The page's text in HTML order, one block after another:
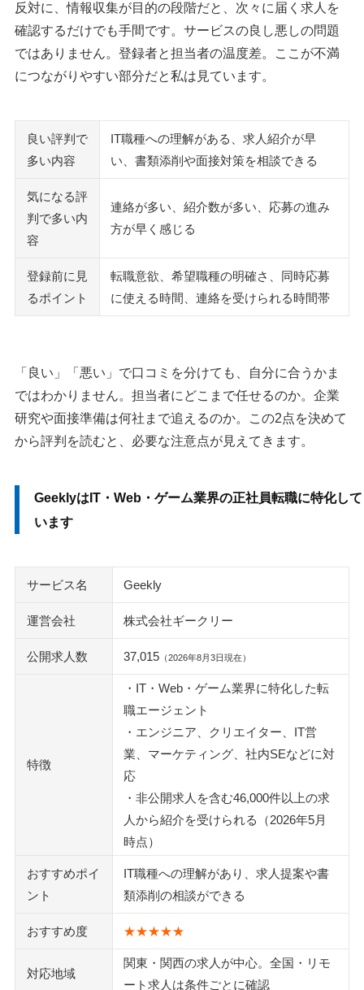
Geeklyの就職難易度は高いですか？
書類選考の通過率や内定率はどのくらいですか？
年収アップは期待できますか？
激務の求人を避けるにはどこを見ればいいですか？
Geeklyはどんな会社ですか？上場企業ですか？
退会や連絡停止はできますか？
Geeklyを使うなら求人条件と進め方をセットで伝えましょう
Geekly以外も併用すると自分に合う求人を比べられます
レバテックキャリア
転職サイトGreen
メイテックネクスト
社内SE転職ナビ
転職ドラフト
マイナビクリエイター
執筆者・監修者のmotoについて
反対に、情報収集が目的の段階だと、次々に届く求人を
確認するだけでも手間です。サービスの良し悪しの問題
ではありません。登録者と担当者の温度差。ここが不満
につながりやすい部分だと私は見ています。
良い評判で
多い内容
IT職種への理解がある、求人紹介が早
い、書類添削や面接対策を相談できる
気になる評
判で多い内
容
連絡が多い、紹介数が多い、応募の進み
方が早く感じる
登録前に見
るポイント
転職意欲、希望職種の明確さ、同時応募
に使える時間、連絡を受けられる時間帯
「良い」「悪い」で口コミを分けても、自分に合うかま
ではわかりません。担当者にどこまで任せるのか。企業
研究や面接準備は何社まで追えるのか。この2点を決めて
から評判を読むと、必要な注意点が見えてきます。
GeeklyはIT・Web・ゲーム業界の正社員転職に特化して
います
サービス名 Geekly
運営会社 株式会社ギークリー
公開求人数 37,015 （2026年8月3日現在）
特徴
・IT・Web・ゲーム業界に特化した転
職エージェント
・エンジニア、クリエイター、IT営
業、マーケティング、社内SEなどに対
応
・非公開求人を含む46,000件以上の求
人から紹介を受けられる（2026年5月
時点）
おすすめポイ
ント
IT職種への理解があり、求人提案や書
類添削の相談ができる
おすすめ度 ★★★★★
対応地域
関東・関西の求人が中心。全国・リモ
ート求人は条件ごとに確認